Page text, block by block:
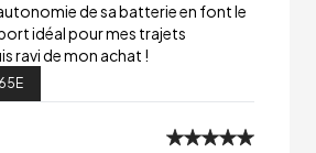
de sa batterie en font le
idéal pour mes trajets
ravi de mon achat !